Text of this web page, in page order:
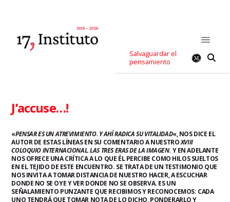
Salvaguardar el
pensamiento
J’accuse…!
«PENSAR ES UN ATREVIMIENTO. Y AHÍ RADICA SU VITALIDAD«, NOS DICE EL
AUTOR DE ESTAS LÍNEAS EN SU COMENTARIO A NUESTROXVIII
COLOQUIO INTERNACIONAL. LAS TRES ERAS DE LA IMAGEN. Y EN ADELANTE
NOS OFRECE UNA CRÍTICA A LO QUE ÉL PERCIBE COMO HILOS SUELTOS
EN EL TEJIDO DE ESTE ENCUENTRO. SE TRATA DE UN TESTIMONIO QUE
NOS INVITA A TOMAR DISTANCIA DE NUESTRO HACER, A ESCUCHAR
DONDE NO SE OYE Y VER DONDE NO SE OBSERVA. ES UN
SEÑALAMIENTO PUNZANTE QUE RECIBIMOS Y RECONOCEMOS: CADA
UNO TENDRÁ QUE TOMAR NOTA DE LO DICHO, PONDERARLO Y